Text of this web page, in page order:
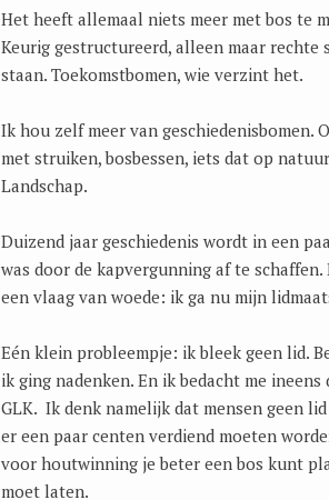
Het heeft allemaal niets meer met bos te
Keurig gestructureerd, alleen maar
staan. Toekomstbomen, wie verzint het.
Ik hou zelf meer van geschiedenisbomen.
met struiken, bosbessen, iets dat op
Landschap.
Duizend jaar geschiedenis wordt in een
was door de kapvergunning af te
een vlaag van woede: ik ga nu mijn
Eén klein probleempje: ik bleek geen lid.
ik ging nadenken. En ik bedacht me
GLK. Ik denk namelijk dat mensen geen
er een paar centen verdiend moeten
voor houtwinning je beter een bos kunt
moet laten.